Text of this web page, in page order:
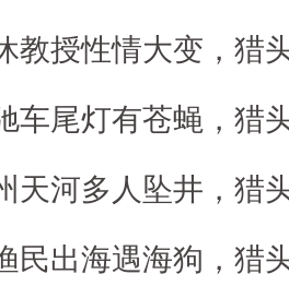
授性情大变，猎
尾灯有苍蝇，猎
河多人坠井，猎
出海遇海狗，猎